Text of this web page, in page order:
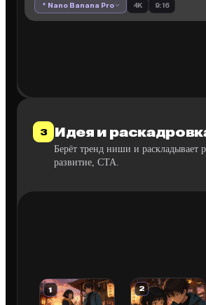
Nano Banana Pro 4K 9:16
3 Идея и
Берёт тренд ниши и раскладывает
развитие, CTA.
1 2